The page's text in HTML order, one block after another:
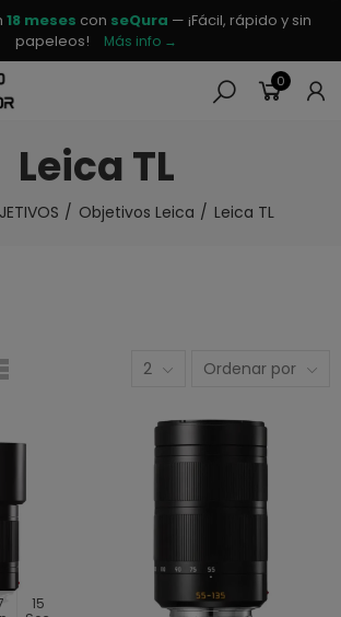
18 meses con seQura — ¡Fácil, rápido y sin
papeleos!
Más info →
0
Leica TL
Objetivos Leica Leica TL
2 Ordenar por
15